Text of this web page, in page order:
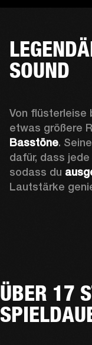
SOUND
Von flüsterleise
etwas größere
Basstöne.
dafür, dass
sodass du
Lautstärke
ÜBER 17